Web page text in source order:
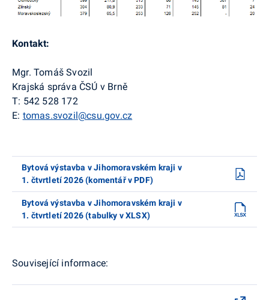
Kontakt:
Mgr. Tomáš Svozil
Krajská správa ČSÚ v Brně
T: 542 528 172
E: tomas.svozil@csu.gov.cz
Bytová výstavba v Jihomoravském kraji v
1. čtvrtletí 2026 (komentář v PDF)
Bytová výstavba v Jihomoravském kraji v
1. čtvrtletí 2026 (tabulky v XLSX)
Související informace: